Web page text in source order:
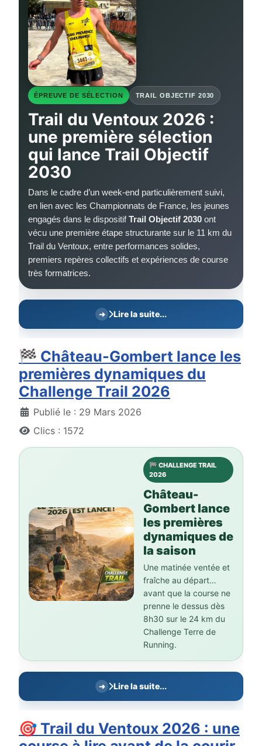
ÉPREUVE DE SÉLECTION TRAIL OBJECTIF 2030
Trail du Ventoux 2026 :
une première sélection
qui lance Trail Objectif
2030
Dans le cadre d’un week-end particulièrement suivi,
en lien avec les Championnats de France, les jeunes
engagés dans le dispositifTrail Objectif 2030 ont
vécu une première étape structurante sur le 11 km du
Trail du Ventoux, entre performances solides,
premiers repères collectifs et expériences de course
très formatrices.
Lire la suite...
🏁 Château-Gombert lance les
premières dynamiques du
Challenge Trail 2026
DétailsPublié le : 29 Mars 2026
Clics : 1572
🏁 CHALLENGE TRAIL
2026
Château-
Gombert lance
les premières
dynamiques de
la saison
Une matinée ventée et
fraîche au départ…
avant que la course ne
prenne le dessus dès
8h30 sur le 24 km du
Challenge Terre de
Running.
Lire la suite...
🎯 Trail du Ventoux 2026 : une